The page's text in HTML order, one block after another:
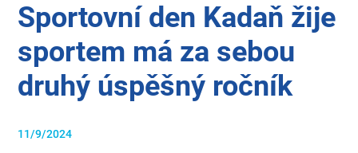
Sportovní den Kadaň žije
sportem má za sebou
druhý úspěšný ročník
11/9/2024